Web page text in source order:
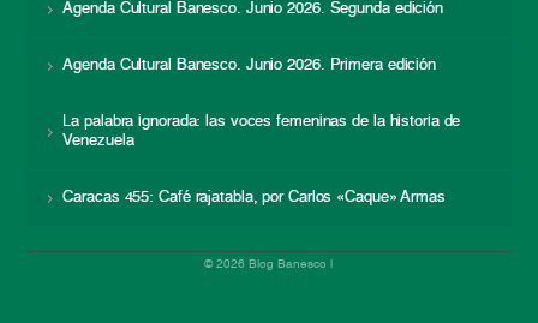
Agenda Cultural Banesco. Junio 2026. Segunda edición
Agenda Cultural Banesco. Junio 2026. Primera edición
La palabra ignorada: las voces femeninas de la historia de
Venezuela
Caracas 455: Café rajatabla, por Carlos «Caque» Armas
© 2026 Blog Banesco |